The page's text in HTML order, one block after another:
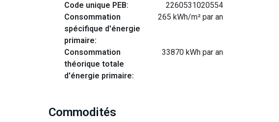
Code unique PEB:
2260531020554
Consommation
spécifique d'énergie
primaire:
265 kWh/m² par an
Consommation
théorique totale
d'énergie primaire:
33870 kWh par an
Commodités